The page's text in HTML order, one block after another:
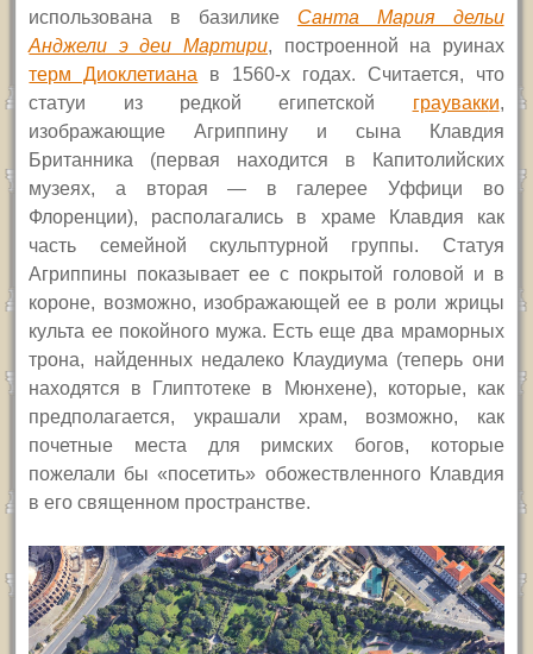
использована в базилике Санта Мария дельи
Анджели э деи Мартири, построенной на руинах
терм Диоклетиана в 1560-х годах. Считается, что
статуи из редкой египетской граувакки,
изображающие Агриппину и сына Клавдия
Британника (первая находится в Капитолийских
музеях, а вторая — в галерее Уффици во
Флоренции), располагались в храме Клавдия как
часть семейной скульптурной группы. Статуя
Агриппины показывает ее с покрытой головой и в
короне, возможно, изображающей ее в роли жрицы
культа ее покойного мужа. Есть еще два мраморных
трона, найденных недалеко Клаудиума (теперь они
находятся в Глиптотеке в Мюнхене), которые, как
предполагается, украшали храм, возможно, как
почетные места для римских богов, которые
пожелали бы «посетить» обожествленного Клавдия
в его священном пространстве.